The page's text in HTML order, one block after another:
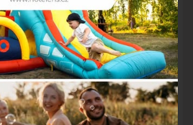
nejmenší hosté se u nás nemusí
pro děti do 12 let, mládež ale i
hernu nebo posilovnu, kde jsou
pong.